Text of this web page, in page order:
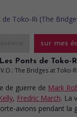
sur mes
Les Ponts de Toko-
V.O.: The Bridges at Toko-Ri
de guerre de Mark
, Fredric March. La
avions pendant la